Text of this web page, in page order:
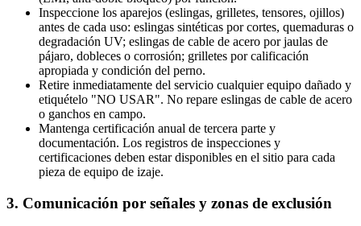
Inspeccione los aparejos (eslingas, grilletes, tensores, ojillos)
antes de cada uso: eslingas sintéticas por cortes, quemaduras o
degradación UV; eslingas de cable de acero por jaulas de
pájaro, dobleces o corrosión; grilletes por calificación
apropiada y condición del perno.
Retire inmediatamente del servicio cualquier equipo dañado y
etiquételo "NO USAR". No repare eslingas de cable de acero
o ganchos en campo.
Mantenga certificación anual de tercera parte y
documentación. Los registros de inspecciones y
certificaciones deben estar disponibles en el sitio para cada
pieza de equipo de izaje.
3. Comunicación por señales y zonas de exclusión